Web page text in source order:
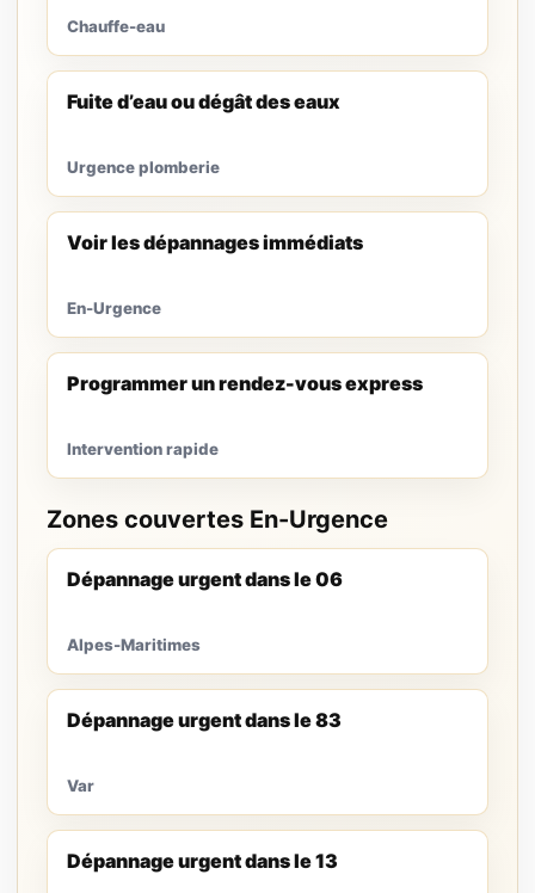
Chauffe-eau
Fuite d’eau ou dégât des eaux
Urgence plomberie
Voir les dépannages immédiats
En-Urgence
Programmer un rendez-vous express
Intervention rapide
Zones couvertes En-Urgence
Dépannage urgent dans le 06
Alpes-Maritimes
Dépannage urgent dans le 83
Var
Dépannage urgent dans le 13